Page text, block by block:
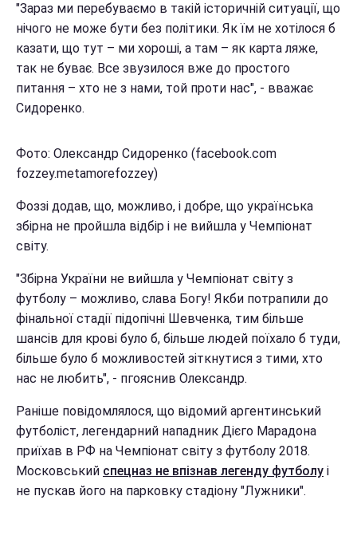
"Зараз ми перебуваємо в такій історичній ситуації, що
нічого не може бути без політики. Як їм не хотілося б
казати, що тут – ми хороші, а там – як карта ляже,
так не буває. Все звузилося вже до простого
питання – хто не з нами, той проти нас", - вважає
Сидоренко.
Фото: Олександр Сидоренко (facebook.com
fozzey.metamorefozzey)
Фоззі додав, що, можливо, і добре, що українська
збірна не пройшла відбір і не вийшла у Чемпіонат
світу.
"Збірна України не вийшла у Чемпіонат світу з
футболу – можливо, слава Богу! Якби потрапили до
фінальної стадії підопічні Шевченка, тим більше
шансів для крові було б, більше людей поїхало б туди,
більше було б можливостей зіткнутися з тими, хто
нас не любить", - пгояснив Олександр.
Раніше повідомлялося, що відомий аргентинський
футболіст, легендарний нападник Дієго Марадона
приїхав в РФ на Чемпіонат світу з футболу 2018.
Московський спецназ не впізнав легенду футболу і
не пускав його на парковку стадіону "Лужники".